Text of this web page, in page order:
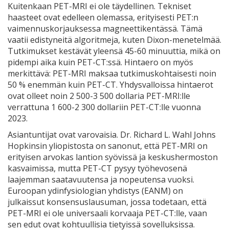
Kuitenkaan PET-MRI ei ole täydellinen. Tekniset
haasteet ovat edelleen olemassa, erityisesti PET:n
vaimennuskorjauksessa magneettikentässä. Tämä
vaatii edistyneitä algoritmeja, kuten Dixon-menetelmää.
Tutkimukset kestävät yleensä 45-60 minuuttia, mikä on
pidempi aika kuin PET-CT:ssä. Hintaero on myös
merkittävä: PET-MRI maksaa tutkimuskohtaisesti noin
50 % enemmän kuin PET-CT. Yhdysvalloissa hintaerot
ovat olleet noin 2 500-3 500 dollaria PET-MRI:lle
verrattuna 1 600-2 300 dollariin PET-CT:lle vuonna
2023.
Asiantuntijat ovat varovaisia. Dr. Richard L. Wahl Johns
Hopkinsin yliopistosta on sanonut, että PET-MRI on
erityisen arvokas lantion syövissä ja keskushermoston
kasvaimissa, mutta PET-CT pysyy työhevosenä
laajemman saatavuutensa ja nopeutensa vuoksi.
Euroopan ydinfysiologian yhdistys (EANM) on
julkaissut konsensuslausuman, jossa todetaan, että
PET-MRI ei ole universaali korvaaja PET-CT:lle, vaan
sen edut ovat kohtuullisia tietyissä sovelluksissa.